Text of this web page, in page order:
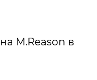
M.Reason в